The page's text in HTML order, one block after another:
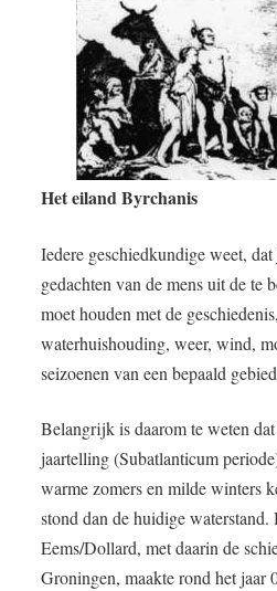
Het eiland Byrchanis
Iedere geschiedkundige weet,
gedachten van de mens uit de te
moet houden met de
waterhuishouding, weer, wind,
seizoenen van een bepaald
Belangrijk is daarom te weten
jaartelling (Subatlanticum
warme zomers en milde winters
stond dan de huidige
Eems/Dollard, met daarin de
Groningen, maakte rond het jaar